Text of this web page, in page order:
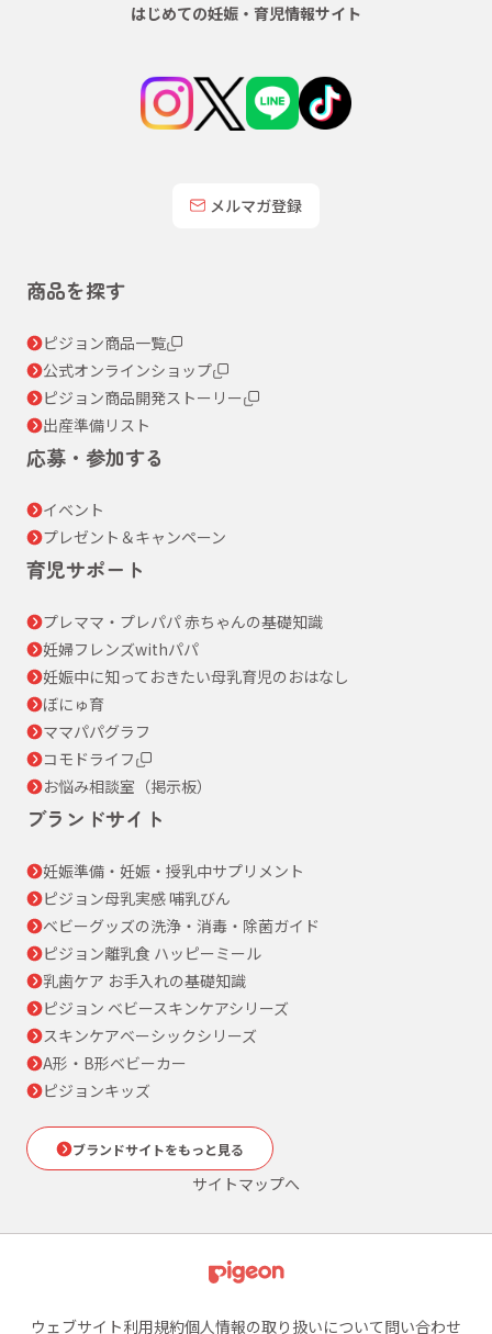
はじめての妊娠・育児情報サイト
メルマガ登録
商品を探す
ピジョン商品一覧
公式オンラインショップ
ピジョン商品開発ストーリー
出産準備リスト
応募・参加する
イベント
プレゼント＆キャンペーン
育児サポート
プレママ・プレパパ 赤ちゃんの基礎知識
妊婦フレンズwithパパ
妊娠中に知っておきたい母乳育児のおはなし
ぼにゅ育
ママパパグラフ
コモドライフ
お悩み相談室（掲示板）
ブランドサイト
妊娠準備・妊娠・授乳中サプリメント
ピジョン母乳実感 哺乳びん
ベビーグッズの洗浄・消毒・除菌ガイド
ピジョン離乳食 ハッピーミール
乳歯ケア お手入れの基礎知識
ピジョン ベビースキンケアシリーズ
スキンケアベーシックシリーズ
A形・B形ベビーカー
ピジョンキッズ
ブランドサイトをもっと見る
サイトマップへ
ウェブサイト利用規約個人情報の取り扱いについて問い合わせ